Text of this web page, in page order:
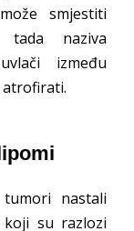
smjestiti
naziva
između
atrofirati.
nastali
koji su razlozi